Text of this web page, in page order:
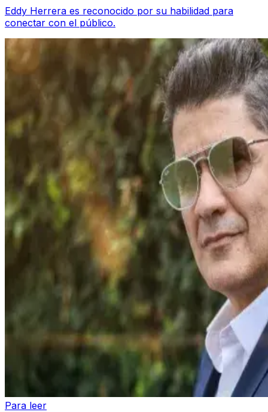
Eddy Herrera es reconocido por su habilidad para
conectar con el público.
Para leer